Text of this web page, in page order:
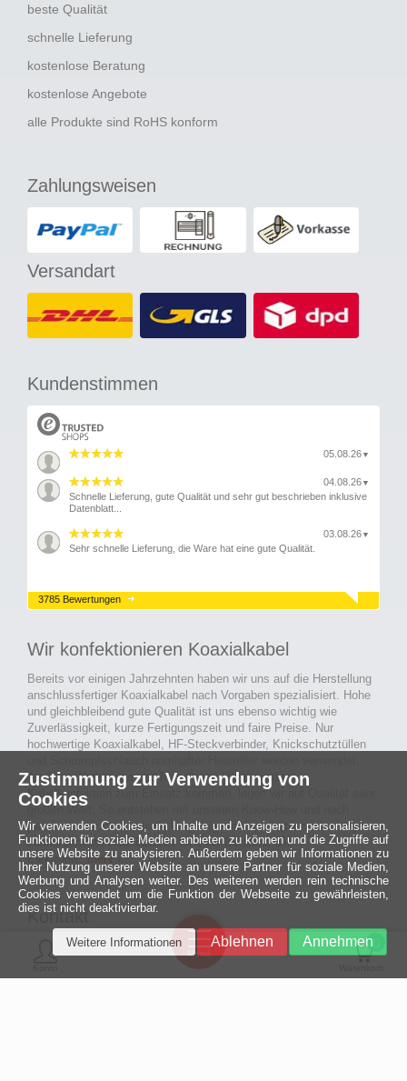
beste Qualität
schnelle Lieferung
kostenlose Beratung
kostenlose Angebote
alle Produkte sind RoHS konform
Zahlungsweisen
Versandart
Kundenstimmen
05.08.26 ▼
04.08.26 ▼
Schnelle Lieferung, gute Qualität und sehr gut beschrieben inklusive
Datenblatt...
03.08.26 ▼
Sehr schnelle Lieferung, die Ware hat eine gute Qualität.
3785 Bewertungen
Wir konfektionieren Koaxialkabel
Bereits vor einigen Jahrzehnten haben wir uns auf die Herstellung
anschlussfertiger Koaxialkabel nach Vorgaben spezialisiert. Hohe
und gleichbleibend gute Qualität ist uns ebenso wichtig wie
Zuverlässigkeit, kurze Fertigungszeit und faire Preise. Nur
hochwertige Koaxialkabel, HF-Steckverbinder, Knickschutztüllen
Auch an Werkzeuge und Maschinen, die in unserer
Kabelkonfektion zum Einsatz kommen, legen wir auf Qualität sehr
großen Wert. So entstehen mit unserem Know-How und nach
passieren der Endkontrolle langlebige und qualitativ hochwertige
konfektionierte Koaxialkabel für viele Bereiche der
Elektronik.mehr ›
Kontakt
MCE Mauritz Electronics
0
Menü
Ein halbes
Jahrhundert
technologische
Zustimmung zur Verwendung von
Cookies
Wir verwenden Cookies, um Inhalte und Anzeigen zu personalisieren,
Funktionen für soziale Medien anbieten zu können und die Zugriffe auf
unsere Website zu analysieren. Außerdem geben wir Informationen zu
Ihrer Nutzung unserer Website an unsere Partner für soziale Medien,
Werbung und Analysen weiter. Des weiteren werden rein technische
Cookies verwendet um die Funktion der Webseite zu gewährleisten,
dies ist nicht deaktivierbar.
Annehmen
Ablehnen
Weitere Informationen